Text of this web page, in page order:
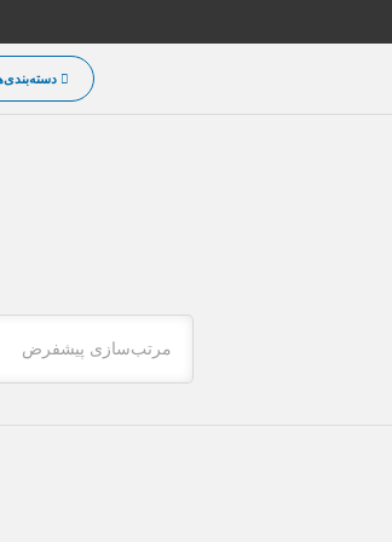
مرتب‌سازی پیشفرض